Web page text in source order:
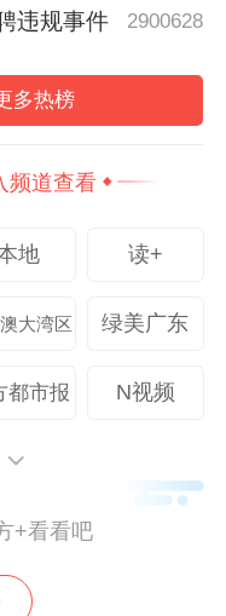
违规事件 2900628
多热榜
频道查看
地 读+
大湾区 绿美广东
都市报 N视频
+看看吧